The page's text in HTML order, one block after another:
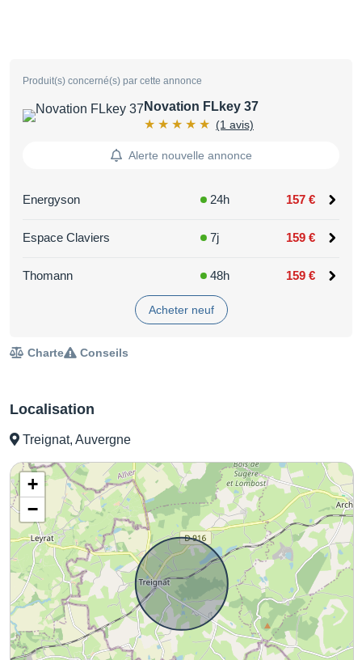
Localisation
Treignat, Auvergne
+
−
Produit(s) concerné(s) par cette annonce
Novation FLkey 37
(1 avis)
Alerte nouvelle annonce
Energyson 24h 157 €
Espace Claviers 7j 159 €
Thomann 48h 159 €
Acheter neuf
Charte Conseils